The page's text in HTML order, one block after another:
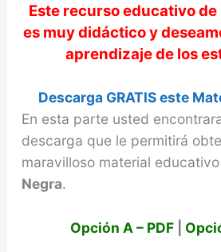
Este recurso educativo de
es muy didáctico y
aprendizaje de los
Descarga GRATIS este
En esta parte usted
descarga que le permitirá
maravilloso material
Negra.
Opción A – PDF